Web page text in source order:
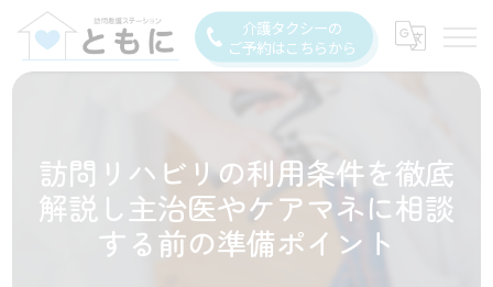
介護タクシーの
ご予約はこちらから
訪問リハビリの利用条件を徹底
解説し主治医やケアマネに相談
する前の準備ポイント